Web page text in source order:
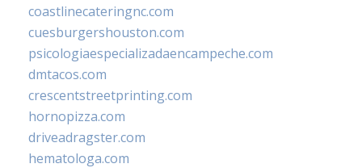
coastlinecateringnc.com
cuesburgershouston.com
psicologiaespecializadaencampeche.com
dmtacos.com
crescentstreetprinting.com
hornopizza.com
driveadragster.com
hematologa.com